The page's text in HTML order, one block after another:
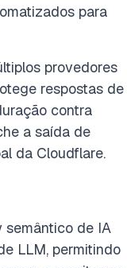
para
provedores
respostas de
contra
a saída de
da Cloudflare.
semântico de IA
LLM, permitindo